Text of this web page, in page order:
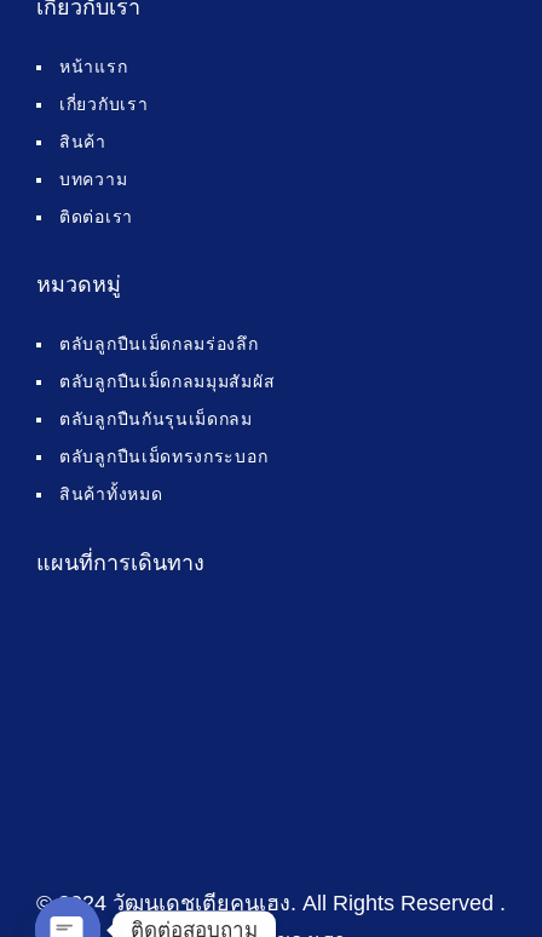
เกี่ยวกับเรา
หน้าแรก
เกี่ยวกับเรา
สินค้า
บทความ
ติดต่อเรา
หมวดหมู่
ตลับลูกปืนเม็ดกลมร่องลึก
ตลับลูกปืนเม็ดกลมมุมสัมผัส
ตลับลูกปืนกันรุนเม็ดกลม
ตลับลูกปืนเม็ดทรงกระบอก
สินค้าทั้งหมด
แผนที่การเดินทาง
© 2024 วัฒนเดชเตียคุนเฮง. All Rights Reserved .
ติดต่อสอบถาม